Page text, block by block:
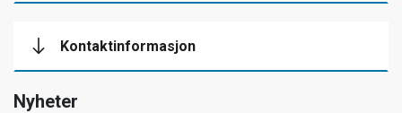
Kontaktinformasjon
Nyheter